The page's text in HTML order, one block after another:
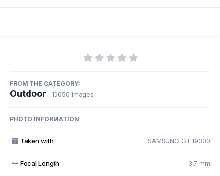
FROM THE CATEGORY:
Outdoor · 10050 images
PHOTO INFORMATION
Taken with SAMSUNG GT-I9300
Focal Length 3.7 mm